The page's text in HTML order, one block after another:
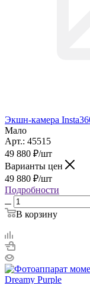
Экшн-камера
Мало
Арт.: 45515
49 880 ₽/шт
Варианты цен
49 880 ₽/шт
Подробности
В корзину